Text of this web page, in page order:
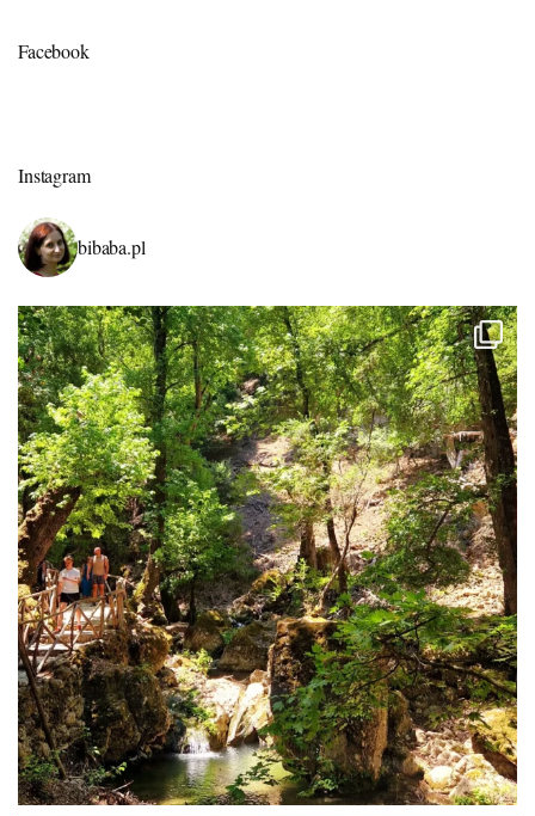
Facebook
Instagram
bibaba.pl